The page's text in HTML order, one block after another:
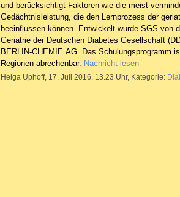
und berücksichtigt Faktoren wie die meist
Gedächtnisleistung, die den Lernprozess der
beeinflussen können. Entwickelt wurde SGS von
Geriatrie der Deutschen Diabetes Gesellschaft
BERLIN-CHEMIE AG. Das Schulungsprogramm
Regionen abrechenbar. Nachricht lesen
Helga Uphoff, 17. Juli 2016, 13.23 Uhr, Kategorie: